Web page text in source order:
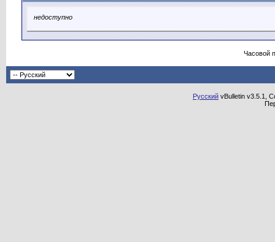
недоступно
Часовой
Русский vBulletin v3.5.1,